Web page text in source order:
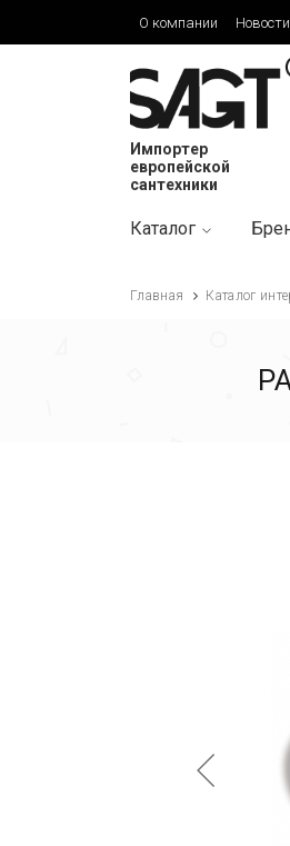
О компании Новости
Импортер
европейской
сантехники
Каталог
Главная Каталог